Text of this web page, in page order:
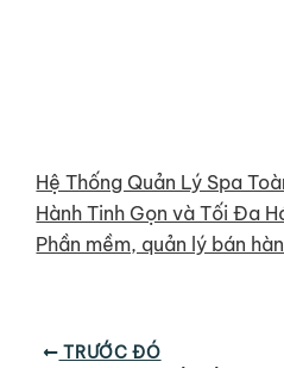
Hệ Thống Quản Lý Spa
Hành Tinh Gọn và Tối Đa
Phần mềm, quản lý bán
TRƯỚC ĐÓ